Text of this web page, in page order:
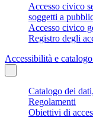
Accesso civico
soggetti a
Accesso civico
Registro degli
Accessibilità e
Catalogo dei
Regolamenti
Obiettivi di